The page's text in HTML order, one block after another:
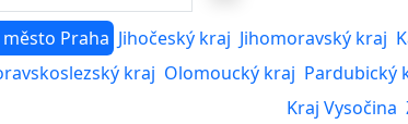
Praha Jihočeský kraj Jihomoravský kraj
kraj Olomoucký kraj Pardubický
Kraj Vysočina